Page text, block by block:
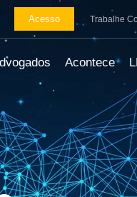
Acesso Trabalhe
Acontece